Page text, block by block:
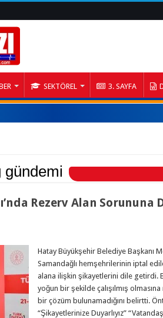
SEKTÖREL 3. SAYFA
gündemi
Rezerv Alan Sorununa
Hatay Büyükşehir Belediye Başkanı
Samandağlı hemşehrilerinin iptal
alana ilişkin şikayetlerini dile getirdi.
yoğun bir şekilde çalışılmış
bir çözüm bulunamadığını belirtti.
“Şikayetlerinize Duyarlıyız”